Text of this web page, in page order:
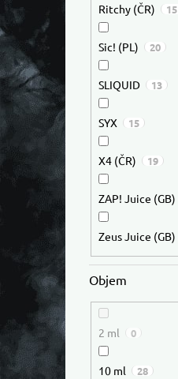
Objem
2 ml 0
10 ml 28
Ritchy (ČR) 15
Sic! (PL) 20
SLIQUID 13
SYX 15
X4 (ČR) 19
ZAP! Juice (GB)
Zeus Juice (GB)